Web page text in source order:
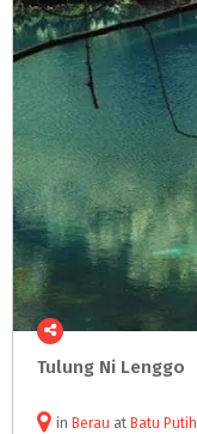
Tulung Ni Lenggo
in Berau at Batu Putih